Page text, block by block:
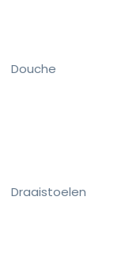
Douche
Draaistoelen